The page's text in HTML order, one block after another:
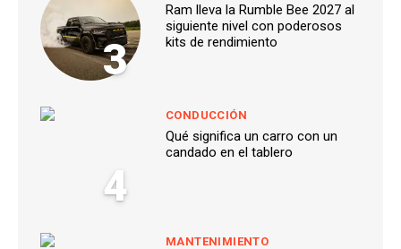
3
Ram lleva la Rumble Bee 2027 al
siguiente nivel con poderosos
kits de rendimiento
4
CONDUCCIÓN
Qué significa un carro con un
candado en el tablero
MANTENIMIENTO